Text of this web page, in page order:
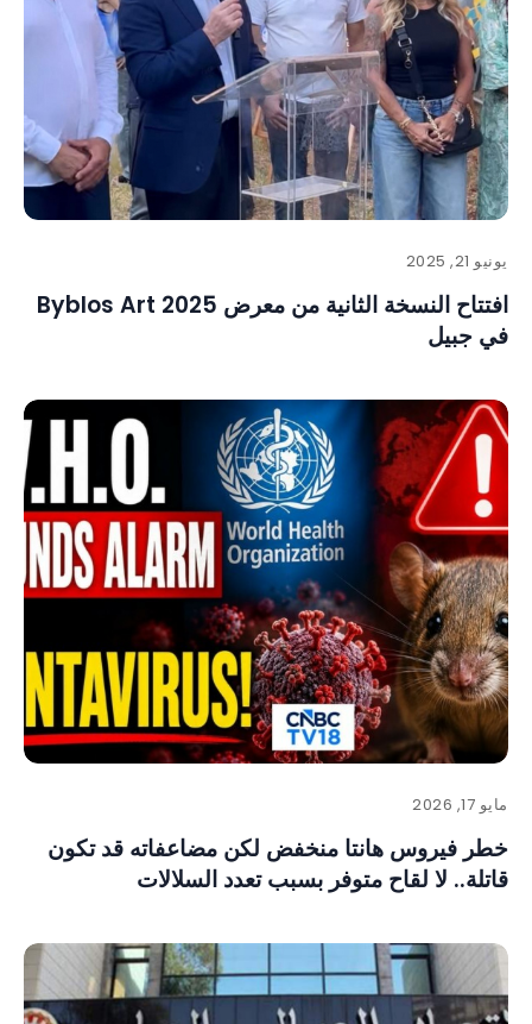
يونيو 21, 2025
افتتاح النسخة الثانية من معرض Byblos Art 2025
في جبيل
مايو 17, 2026
خطر فيروس هانتا منخفض لكن مضاعفاته قد تكون
قاتلة.. لا لقاح متوفر بسبب تعدد السلالات